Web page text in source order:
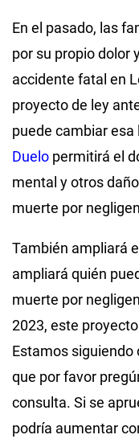
En el pasado, las
por su propio dolor
accidente fatal en
proyecto de ley
puede cambiar esa
Duelo permitirá el
mental y otros
muerte por
También ampliará
ampliará quién
muerte por
2023, este
Estamos siguiendo
que por favor
consulta. Si se
podría aumentar